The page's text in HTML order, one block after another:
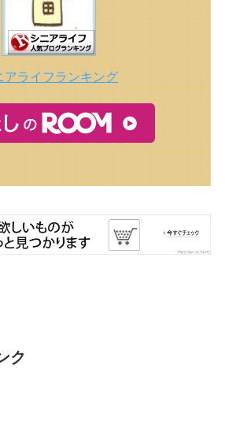
アライフランキング
ク